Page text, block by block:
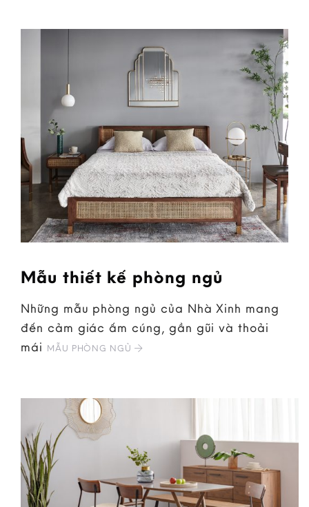
Mẫu thiết kế phòng ngủ
Những mẫu phòng ngủ của Nhà Xinh mang
đến cảm giác ấm cúng, gần gũi và thoải
mái MẪU PHÒNG NGỦ